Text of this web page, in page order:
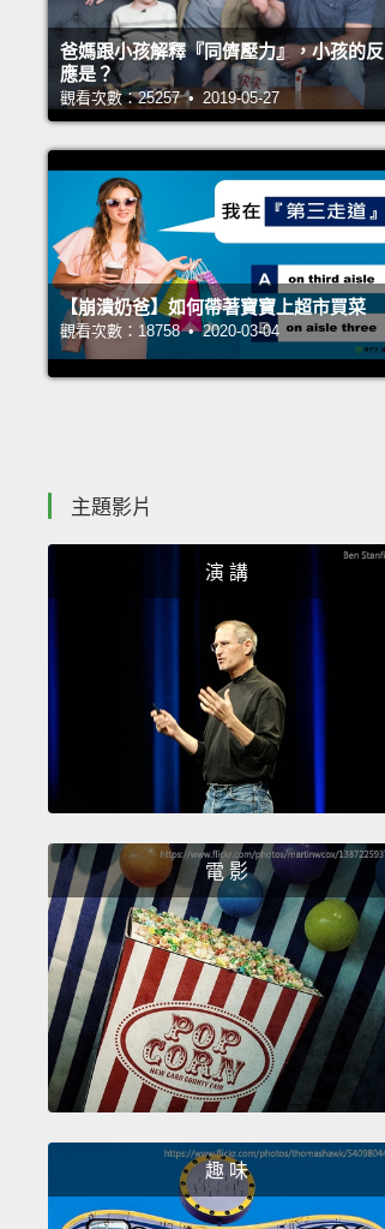
爸媽跟小孩解釋『同儕壓力』，小孩的反
應是？
觀看次數：25257 • 2019-05-27
【崩潰奶爸】如何帶著寶寶上超市買菜
觀看次數：18758 • 2020-03-04
主題影片
演 講
電 影
趣 味